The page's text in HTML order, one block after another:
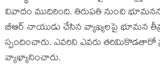
వివాదం ముదిరింది. తిరుపతి నుంచి
బీఆర్ నాయుడు చేసిన వ్యాఖ్యలపై భూమన
స్పందించారు. ఎవ‌రిని ఎవరు తరిమికొడతారో
వ్యాఖ్యానించారు.